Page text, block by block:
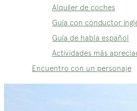
Alquiler de coches
Guía con conductor
Guía de habla español
Actividades más
Encuentro con un personaje